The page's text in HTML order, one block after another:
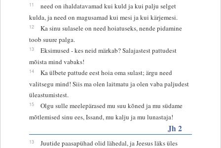
11
need on ihaldatavamad kui kuld ja kui palju selget
kulda, ja need on magusamad kui mesi ja kui kärjemesi.
12
Ka sinu sulasele on need hoiatuseks, nende pidamine
toob suure palga.
13
Eksimused - kes neid märkab? Salajastest pattudest
mõista mind vabaks!
14
Ka ülbete pattude eest hoia oma sulast; ärgu need
valitsegu mind! Siis ma olen laitmatu ja olen vaba paljudest
üleastumistest.
15
Olgu sulle meelepärased mu suu kõned ja mu südame
mõtlemised sinu ees, Issand, mu kalju ja mu lunastaja!
Jh 2
13
Juutide paasapühad olid lähedal, ja Jeesus läks üles